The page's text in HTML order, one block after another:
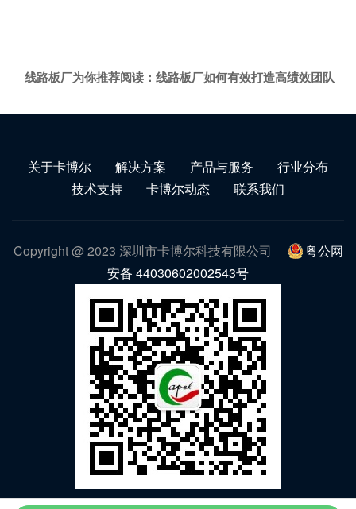
线路板厂为你推荐阅读： 线路板厂如何有效打造高绩效团队
关于卡博尔 解决方案 产品与服务
行业分布
技术支持
卡博尔动态 联系我们
Copyright @ 2023 深圳市卡博尔科技有限公司
粤公网
安备 44030602002543号